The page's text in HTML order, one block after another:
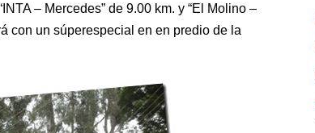
– Mercedes” de 9.00 km. y “El Molino –
con un súperespecial en en predio de la